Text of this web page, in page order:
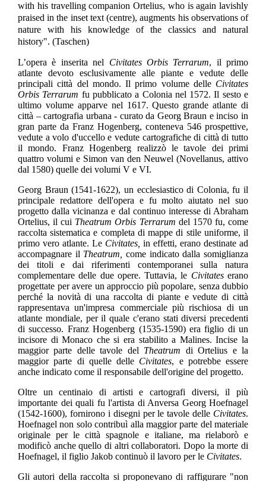
with his travelling companion Ortelius, who is again lavishly
praised in the inset text (centre), augments his observations of
nature with his knowledge of the classics and natural
history". (Taschen)
L’opera è inserita nel Civitates Orbis Terrarum, il primo
atlante devoto esclusivamente alle piante e vedute delle
principali città del mondo. Il primo volume delle Civitates
Orbis Terrarum fu pubblicato a Colonia nel 1572. Il sesto e
ultimo volume apparve nel 1617. Questo grande atlante di
città – cartografia urbana - curato da Georg Braun e inciso in
gran parte da Franz Hogenberg, conteneva 546 prospettive,
vedute a volo d'uccello e vedute cartografiche di città di tutto
il mondo. Franz Hogenberg realizzò le tavole dei primi
quattro volumi e Simon van den Neuwel (Novellanus, attivo
dal 1580) quelle dei volumi V e VI.
Georg Braun (1541-1622), un ecclesiastico di Colonia, fu il
principale redattore dell'opera e fu molto aiutato nel suo
progetto dalla vicinanza e dal continuo interesse di Abraham
Ortelius, il cui Theatrum Orbis Terrarum del 1570 fu, come
raccolta sistematica e completa di mappe di stile uniforme, il
primo vero atlante. Le Civitates, in effetti, erano destinate ad
accompagnare il Theatrum, come indicato dalla somiglianza
dei titoli e dai riferimenti contemporanei sulla natura
complementare delle due opere. Tuttavia, le Civitateserano
progettate per avere un approccio più popolare, senza dubbio
perché la novità di una raccolta di piante e vedute di città
rappresentava un'impresa commerciale più rischiosa di un
atlante mondiale, per il quale c'erano stati diversi precedenti
di successo. Franz Hogenberg (1535-1590) era figlio di un
incisore di Monaco che si era stabilito a Malines. Incise la
maggior parte delle tavole del Theatrum di Ortelius e la
maggior parte di quelle delle Civitates, e potrebbe essere
anche indicato come il responsabile dell'origine del progetto.
Oltre un centinaio di artisti e cartografi diversi, il più
importante dei quali fu l'artista di Anversa Georg Hoefnagel
(1542-1600), fornirono i disegni per le tavole delle Civitates.
Hoefnagel non solo contribuì alla maggior parte del materiale
originale per le città spagnole e italiane, ma rielaborò e
modificò anche quello di altri collaboratori. Dopo la morte di
Hoefnagel, il figlio Jakob continuò il lavoro per le Civitates.
Gli autori della raccolta si proponevano di raffigurare "non